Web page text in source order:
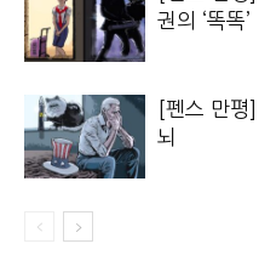
권의 ‘똑똑’
[펜스 만평
뇌